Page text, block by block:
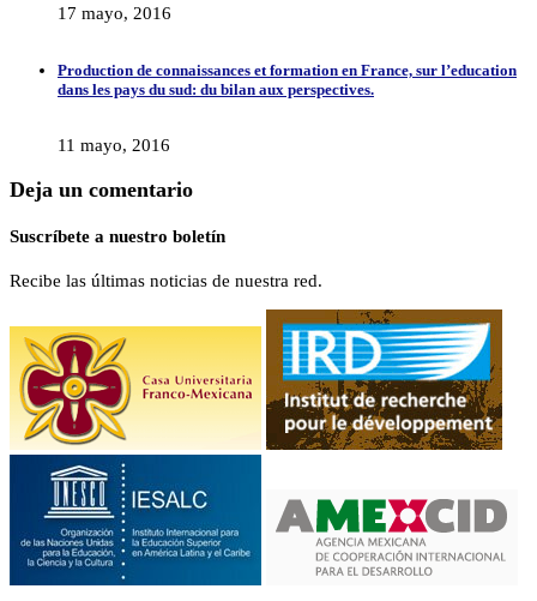
17 mayo, 2016
Production de connaissances et formation en France, sur l’education
dans les pays du sud: du bilan aux perspectives.
11 mayo, 2016
Deja un comentario
Suscríbete a nuestro boletín
Recibe las últimas noticias de nuestra red.